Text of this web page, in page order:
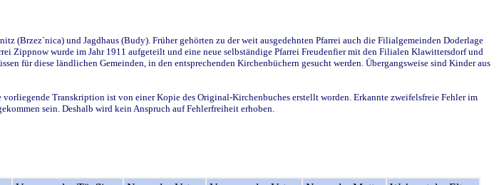
und Jagdhaus (Budy). Früher gehörten zu der weit ausgedehnten Pfarrei auch die Filialgemeinden Doderlage
Zippnow wurde im Jahr 1911 aufgeteilt und eine neue selbständige Pfarrei Freudenfier mit den Filialen Klawittersdorf und
für diese ländlichen Gemeinden, in den entsprechenden Kirchenbüchern gesucht werden. Übergangsweise sind Kinder aus
Transkription ist von einer Kopie des Original-Kirchenbuches erstellt worden. Erkannte zweifelsfreie Fehler im
sein. Deshalb wird kein Anspruch auf Fehlerfreiheit erhoben.